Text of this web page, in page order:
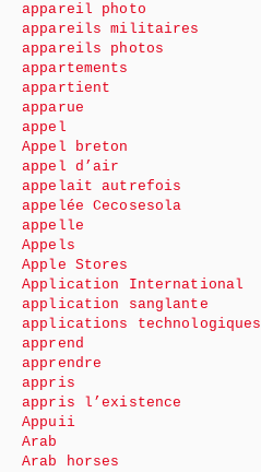
appareil photo
appareils militaires
appareils photos
appartements
appartient
apparue
appel
Appel breton
appel d’air
appelait autrefois
appelée Cecosesola
appelle
Appels
Apple Stores
Application International
application sanglante
applications technologiques
apprend
apprendre
appris
appris l’existence
Appuii
Arab
Arab horses